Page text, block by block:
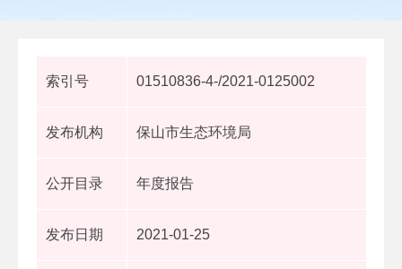
索引号 01510836-4-/2021-0125002
发布机构 保山市生态环境局
公开目录 年度报告
发布日期 2021-01-25